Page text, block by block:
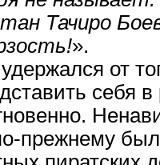
Тачиро
».
от
себя
прежнему